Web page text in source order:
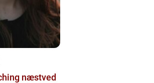
næstved